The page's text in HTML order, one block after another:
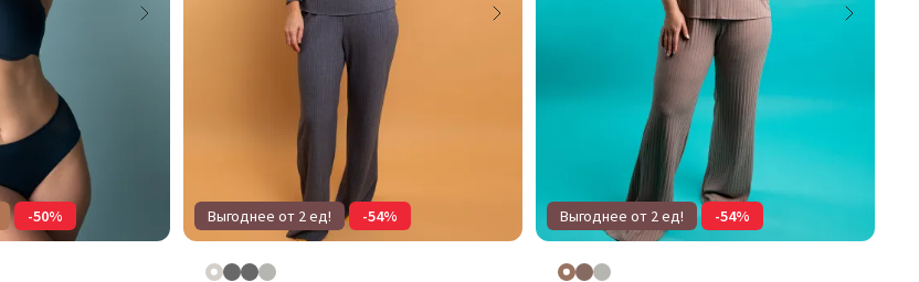
-50% Выгоднее от 2 ед! -54% Выгоднее от 2 ед! -54%